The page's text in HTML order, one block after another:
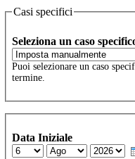
Casi specifici
Seleziona un caso
Puoi selezionare un caso
termine.
Data Iniziale
Day
Month Year